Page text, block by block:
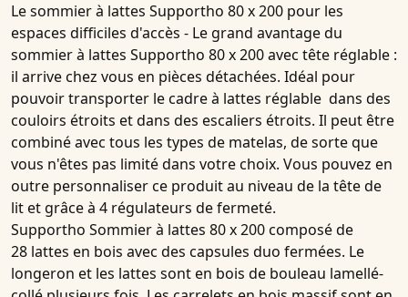
Lesommier à lattes Supportho 80 x 200 pour les
espaces difficiles d'accès - Le grand avantage du
sommier à lattes Supportho 80 x 200 avec tête réglable :
il arrive chez vous en pièces détachées. Idéal pour
pouvoir transporter lecadre à lattes réglable dans des
couloirs étroits et dans des escaliers étroits. Il peut être
combiné avec tous les types de matelas, de sorte que
vous n'êtes pas limité dans votre choix. Vous pouvez en
outre personnaliser ce produit au niveau de la tête de
lit et grâce à 4 régulateurs de fermeté.
Supportho Sommier à lattes 80 x 200composé de
28 lattes en bois avec des capsules duo fermées. Le
longeron et les lattes sont en bois de bouleau lamellé-